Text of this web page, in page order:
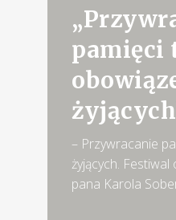
pamięci
– Przywracanie
żyjących.
pana Karola